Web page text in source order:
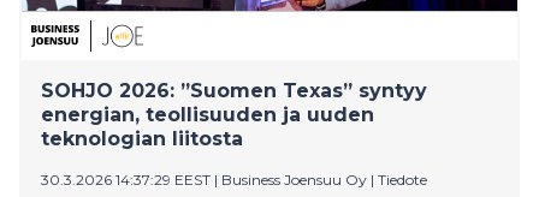
SOHJO 2026: ”Suomen Texas” syntyy
energian, teollisuuden ja uuden
teknologian liitosta
30.3.2026 14:37:29 EEST | Business Joensuu Oy | Tiedote